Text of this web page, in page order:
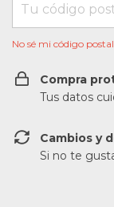
No sé mi código postal
Compra
Tus datos
Cambios y
Si no te